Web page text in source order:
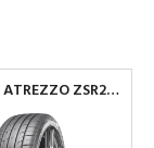
ZSR2
94Y XL